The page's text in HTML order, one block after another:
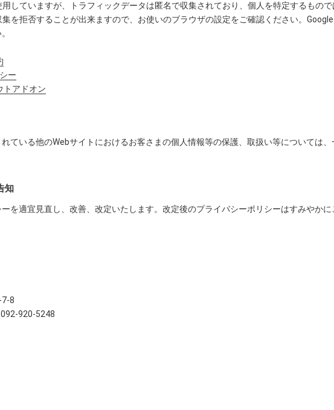
していますが、トラフィックデータは匿名で収集されており、個人を特定するもの
を拒否することが出来ますので、お使いのブラウザの設定をご確認ください。Google
ー
トアドオン
ている他のWebサイトにおけるお客さまの個人情報等の保護、取扱い等については
知
を適宜見直し、改善、改定いたします。改定後のプライバシーポリシーはすみやか
7-8
920-5248